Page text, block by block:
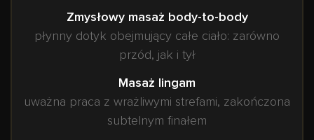
Zmysłowy masaż body-to-body
płynny dotyk obejmujący całe ciało: zarówno
przód, jak i tył
Masaż lingam
uważna praca z wrażliwymi strefami, zakończona
subtelnym finałem